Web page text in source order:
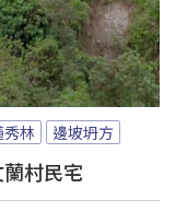
林 邊坡坍方
村民宅